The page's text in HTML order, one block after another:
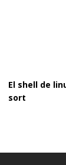
El shell de
sort